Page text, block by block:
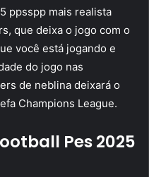
ppsspp mais realista
que deixa o jogo com o
você está jogando e
do jogo nas
de neblina deixará o
Champions League.
Pes 2025